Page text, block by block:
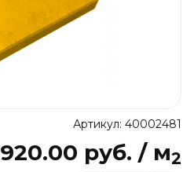
Артикул: 40002481
920.00 руб. / м2